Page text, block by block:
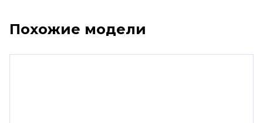
Похожие модели